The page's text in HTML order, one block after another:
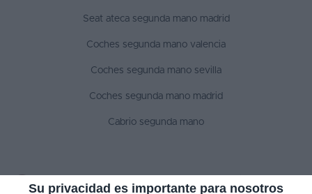
Su privacidad es importante para nosotros
Seat ateca segunda mano madrid
Coches segunda mano valencia
Coches segunda mano sevilla
Coches segunda mano madrid
Cabrio segunda mano